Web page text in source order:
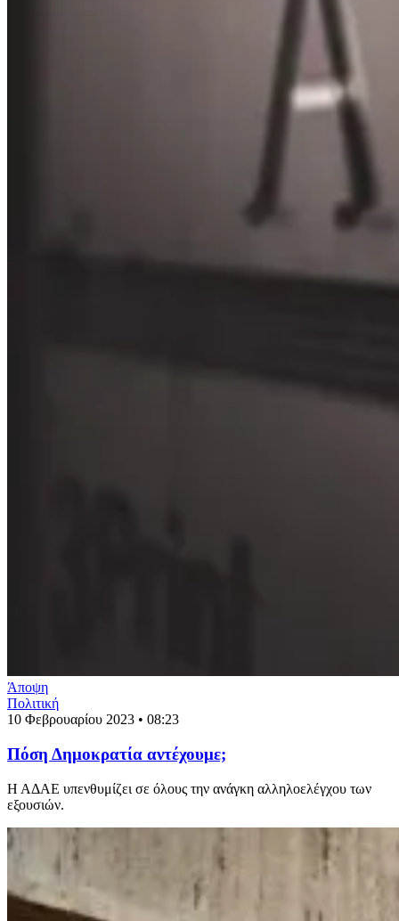
Άποψη
Πολιτική
10 Φεβρουαρίου 2023 • 08:23
Πόση Δημοκρατία αντέχουμε;
Η ΑΔΑΕ υπενθυμίζει σε όλους την ανάγκη αλληλοελέγχου των
εξουσιών.